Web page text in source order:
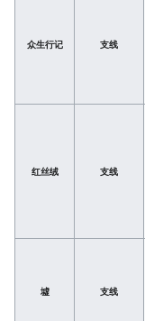
众生行记 支线
红丝绒 支线
墟 支线